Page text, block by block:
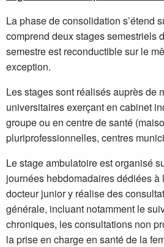
La phase de consolidation s’étend
comprend deux stages semestriels
semestre est reconductible sur le
exception.
Les stages sont réalisés auprès de
universitaires exerçant en cabinet
groupe ou en centre de santé
pluriprofessionnelles, centres
Le stage ambulatoire est organisé
journées hebdomadaires dédiées à
docteur junior y réalise des
générale, incluant notamment le
chroniques, les consultations non
la prise en charge en santé de la